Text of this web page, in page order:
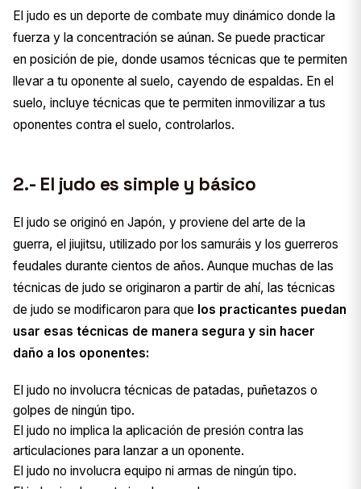
El judo es un deporte de combate muy dinámico donde la
fuerza y la concentración se aúnan. Se puede practicar
en posición de pie, donde usamos técnicas que te permiten
llevar a tu oponente al suelo, cayendo de espaldas. En el
suelo, incluye técnicas que te permiten inmovilizar a tus
oponentes contra el suelo, controlarlos.
2.- El judo es simple y básico
El judo se originó en Japón, y proviene del arte de la
guerra, el jiujitsu, utilizado por los samuráis y los guerreros
feudales durante cientos de años. Aunque muchas de las
técnicas de judo se originaron a partir de ahí, las técnicas
de judo se modificaron para que los practicantes puedan
usar esas técnicas de manera segura y sin hacer
daño a los oponentes:
El judo no involucra técnicas de patadas, puñetazos o
golpes de ningún tipo.
El judo no implica la aplicación de presión contra las
articulaciones para lanzar a un oponente.
El judo no involucra equipo ni armas de ningún tipo.